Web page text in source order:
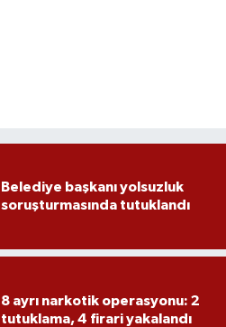
Belediye başkanı yolsuzluk
soruşturmasında tutuklandı
8 ayrı narkotik operasyonu: 2
tutuklama, 4 firari yakalandı